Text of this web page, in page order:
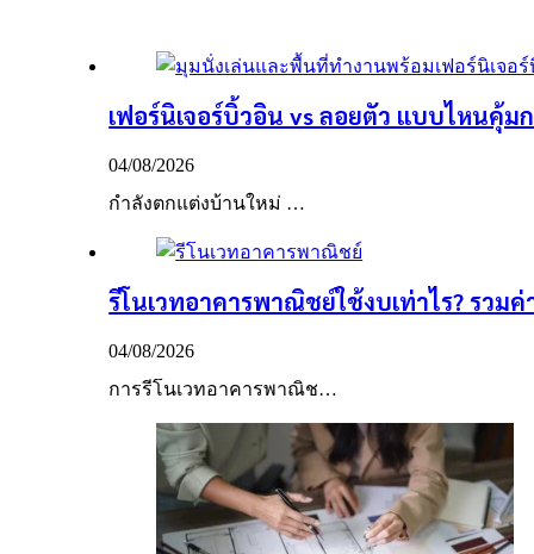
เฟอร์นิเจอร์บิ้วอิน vs ลอยตัว แบบไหนคุ้
04/08/2026
กำลังตกแต่งบ้านใหม่ …
รีโนเวทอาคารพาณิชย์ใช้งบเท่าไร? รวม
04/08/2026
การรีโนเวทอาคารพาณิช…